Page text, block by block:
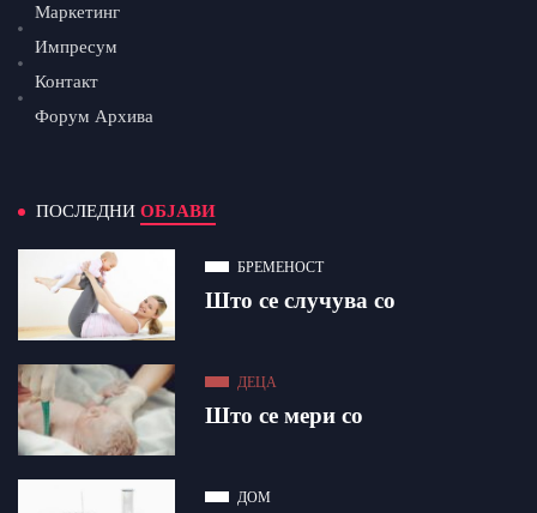
Маркетинг
Импресум
Контакт
Форум Архива
ПОСЛЕДНИ ОБЈАВИ
БРЕМЕНОСТ
Што се случува со
ДЕЦА
Што се мери со
ДОМ